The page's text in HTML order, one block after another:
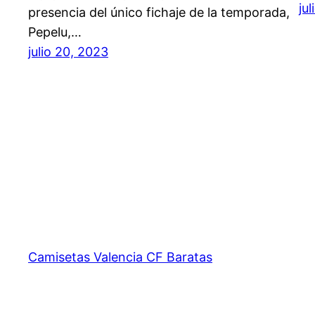
presencia del único fichaje de la temporada,
Pepelu,…
julio 20, 2023
Camisetas Valencia CF Baratas